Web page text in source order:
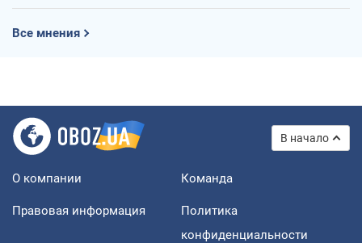
Все мнения
В начало
О компании Команда
Правовая информация
Политика
конфиденциальности